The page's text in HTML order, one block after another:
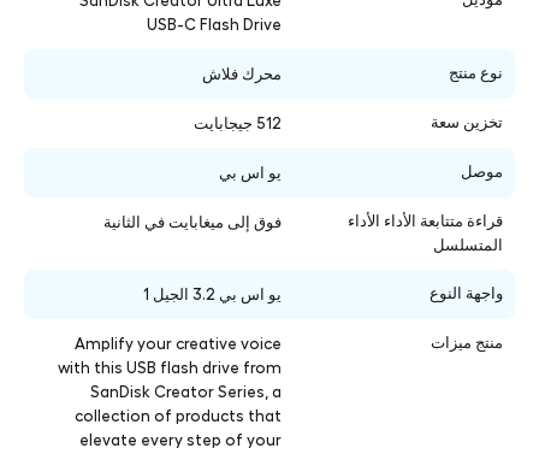
USB-C Flash Drive
نوع منتج محرك فلاش
تخزين سعة 512 جيجابايت
موصل يو اس بي
قراءة متتابعة الأداء الأداء
المتسلسل
فوق إلى ميغابايت في الثانية
واجهة النوع يو اس بي 3.2 الجيل 1
منتج ميزات
Amplify your creative voice
with this USB flash drive from
SanDisk Creator Series, a
collection of products that
elevate every step of your